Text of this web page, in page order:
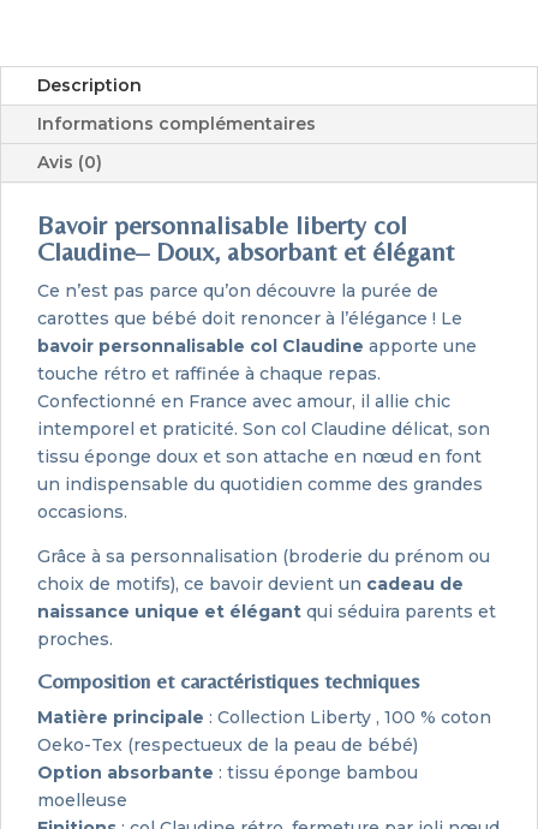
Description
Informations complémentaires
Avis (0)
Bavoir personnalisable liberty col
Claudine– Doux, absorbant et élégant
Ce n’est pas parce qu’on découvre la purée de
carottes que bébé doit renoncer à l’élégance ! Le
bavoir personnalisable col Claudine apporte une
touche rétro et raffinée à chaque repas.
Confectionné en France avec amour, il allie chic
intemporel et praticité. Son col Claudine délicat, son
tissu éponge doux et son attache en nœud en font
un indispensable du quotidien comme des grandes
occasions.
Grâce à sa personnalisation (broderie du prénom ou
choix de motifs), ce bavoir devient un cadeau de
naissance unique et élégant qui séduira parents et
proches.
Composition et caractéristiques techniques
Matière principale : Collection Liberty , 100 % coton
Oeko-Tex (respectueux de la peau de bébé)
Option absorbante : tissu éponge bambou
moelleuse